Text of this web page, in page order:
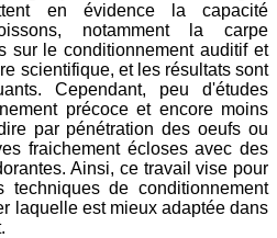
en évidence la capacité
notamment la carpe
sur le conditionnement auditif et
scientifique, et les résultats sont
Cependant, peu d'études
précoce et encore moins
par pénétration des oeufs ou
fraichement écloses avec des
Ainsi, ce travail vise pour
de conditionnement
laquelle est mieux adaptée dans